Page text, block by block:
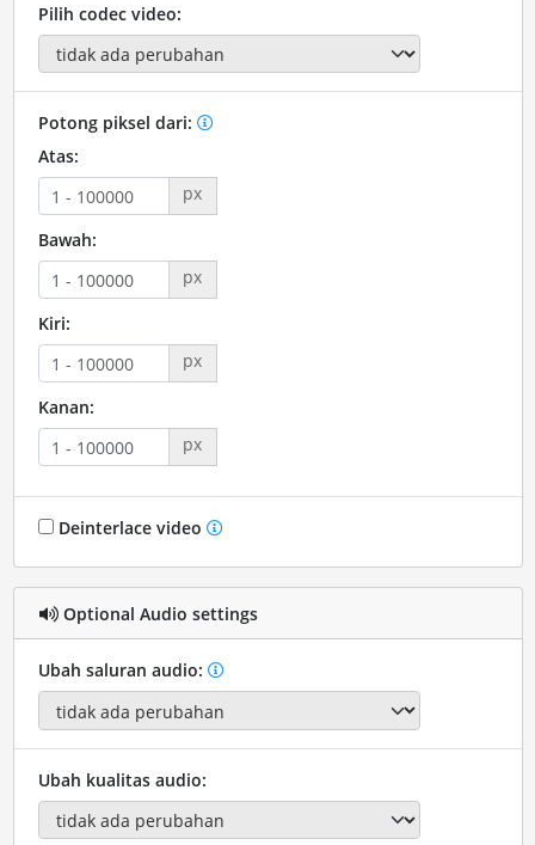
Pilih codec video:
Potong piksel dari:
Atas:
px
Bawah:
px
Kiri:
px
Kanan:
px
Deinterlace video
Optional Audio settings
Ubah saluran audio:
Ubah kualitas audio: